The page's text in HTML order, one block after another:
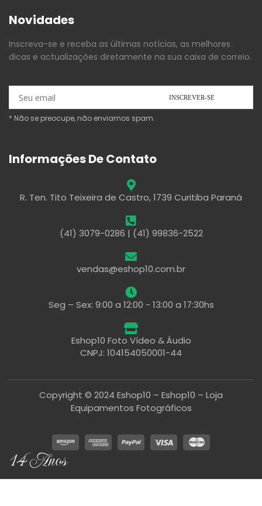
Novidades
Inscreva-se e receba as últimas notícias, as melhores
dicas e actualizações diretamente na sua caixa de correio.
* Não se preocupe, não enviamos spam.
Informações De Contato
R. Ten. Tito Teixeira de Castro, 1739 Curitiba Paraná
(41) 3079-0286 | (41) 99836-2522
vendas@eshop10.com.br
Seg – Sex: 9:00 a 12:00 - 13:00 a 17:30hs
Eshop10 Foto Vídeo & Áudio
CNPJ: 104154050001-44
Copyright © 2024 Eshop10 – Eshop10 – Loja
Equipamentos Fotográficos
14 Anos